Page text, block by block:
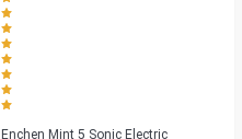
Enchen Mint 5 Sonic Electric